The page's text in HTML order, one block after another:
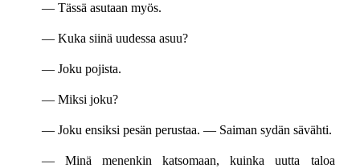
— Tässä asutaan myös.
— Kuka siinä uudessa asuu?
— Joku pojista.
— Miksi joku?
— Joku ensiksi pesän perustaa. — Saiman sydän sävähti.
— Minä menenkin katsomaan, kuinka uutta taloa